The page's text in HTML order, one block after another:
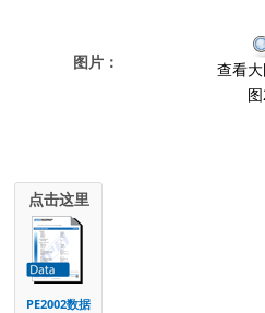
图片：
查看
点击这里
PE2002数据